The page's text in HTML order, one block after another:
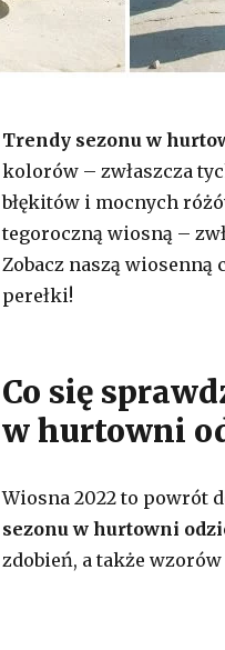
Trendy sezonu w
kolorów – zwłaszcza
błękitów i mocnych
tegoroczną wiosną –
Zobacz naszą
perełki!
Co się
w hurtowni
Wiosna 2022 to powrót
sezonu w hurtowni
zdobień, a także